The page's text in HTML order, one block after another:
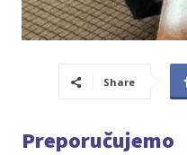
Share
Preporučujemo